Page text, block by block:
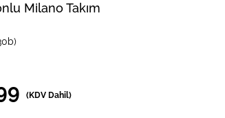
Milano Takım
(KDV Dahil)